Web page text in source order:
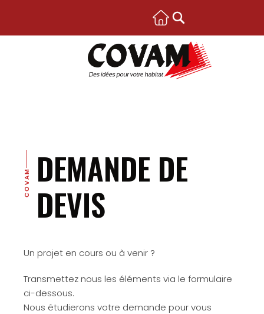
COVAM DEMANDE DE
DEVIS
Un projet en cours ou à venir ?
Transmettez nous les éléments via le formulaire
ci-dessous.
Nous étudierons votre demande pour vous